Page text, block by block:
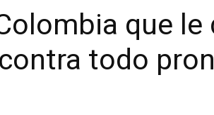
que le
todo